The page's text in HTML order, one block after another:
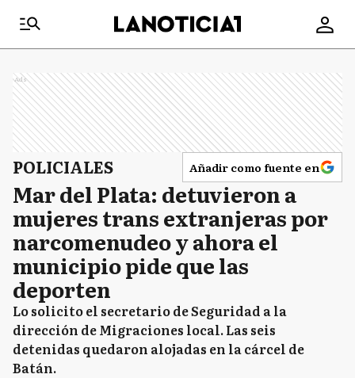
Ads
POLICIALES Añadir como fuente en
Mar del Plata: detuvieron a
mujeres trans extranjeras por
narcomenudeo y ahora el
municipio pide que las
deporten
Lo solicito el secretario de Seguridad a la
dirección de Migraciones local. Las seis
detenidas quedaron alojadas en la cárcel de
Batán.